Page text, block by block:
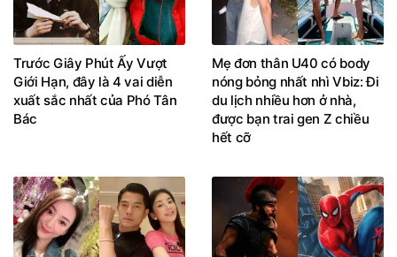
Trước Giây Phút Ấy Vượt
Giới Hạn, đây là 4 vai diễn
xuất sắc nhất của Phó Tân
Bác
Mẹ đơn thân U40 có body
nóng bỏng nhất nhì Vbiz: Đi
du lịch nhiều hơn ở nhà,
được bạn trai gen Z chiều
hết cỡ